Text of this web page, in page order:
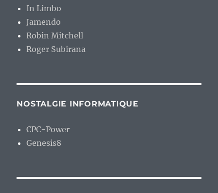
In Limbo
Jamendo
Robin Mitchell
Roger Subirana
NOSTALGIE INFORMATIQUE
CPC-Power
Genesis8